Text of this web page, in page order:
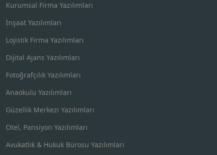
Kurumsal Firma Yazılımları
İnşaat Yazılımları
Lojistik Firma Yazılımları
Dijital Ajans Yazılımları
Fotoğrafçılık Yazılımları
Anaokulu Yazılımları
Güzellik Merkezi Yazılımları
Otel, Pansiyon Yazılımları
Avukatlık & Hukuk Bürosu Yazılımları